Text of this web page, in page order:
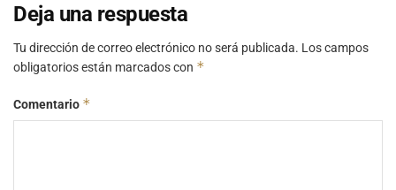
Deja una respuesta
Tu dirección de correo electrónico no será publicada. Los campos
obligatorios están marcados con *
Comentario *